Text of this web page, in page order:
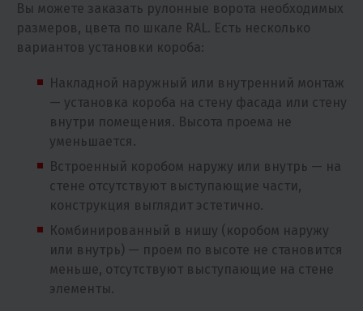
Вы можете заказать рулонные ворота необходимых
размеров, цвета по шкале RAL. Есть несколько
вариантов установки короба:
Накладной наружный или внутренний монтаж
— установка короба на стену фасада или стену
внутри помещения. Высота проема не
уменьшается.
Встроенный коробом наружу или внутрь — на
стене отсутствуют выступающие части,
конструкция выглядит эстетично.
Комбинированный в нишу (коробом наружу
или внутрь) — проем по высоте не становится
меньше, отсутствуют выступающие на стене
элементы.